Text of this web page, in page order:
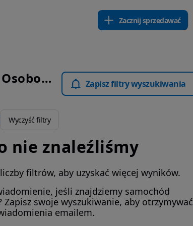
Zacznij sprzedawać
Mercedes-Benz CLA - Samochody Osobowe Zapisz filtry wyszukiwania
Wyczyść filtry
nie znaleźliśmy
filtrów, aby uzyskać więcej wyników.
jeśli znajdziemy samochód
Zapisz swoje wyszukiwanie, aby otrzymywać
emailem.